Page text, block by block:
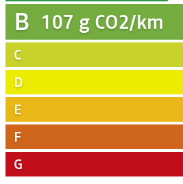
B 107 g CO2/km
C
D
E
F
G